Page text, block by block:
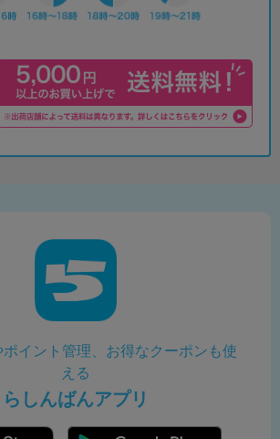
イント管理、お得なクーポンも使
える
らしんばんアプリ